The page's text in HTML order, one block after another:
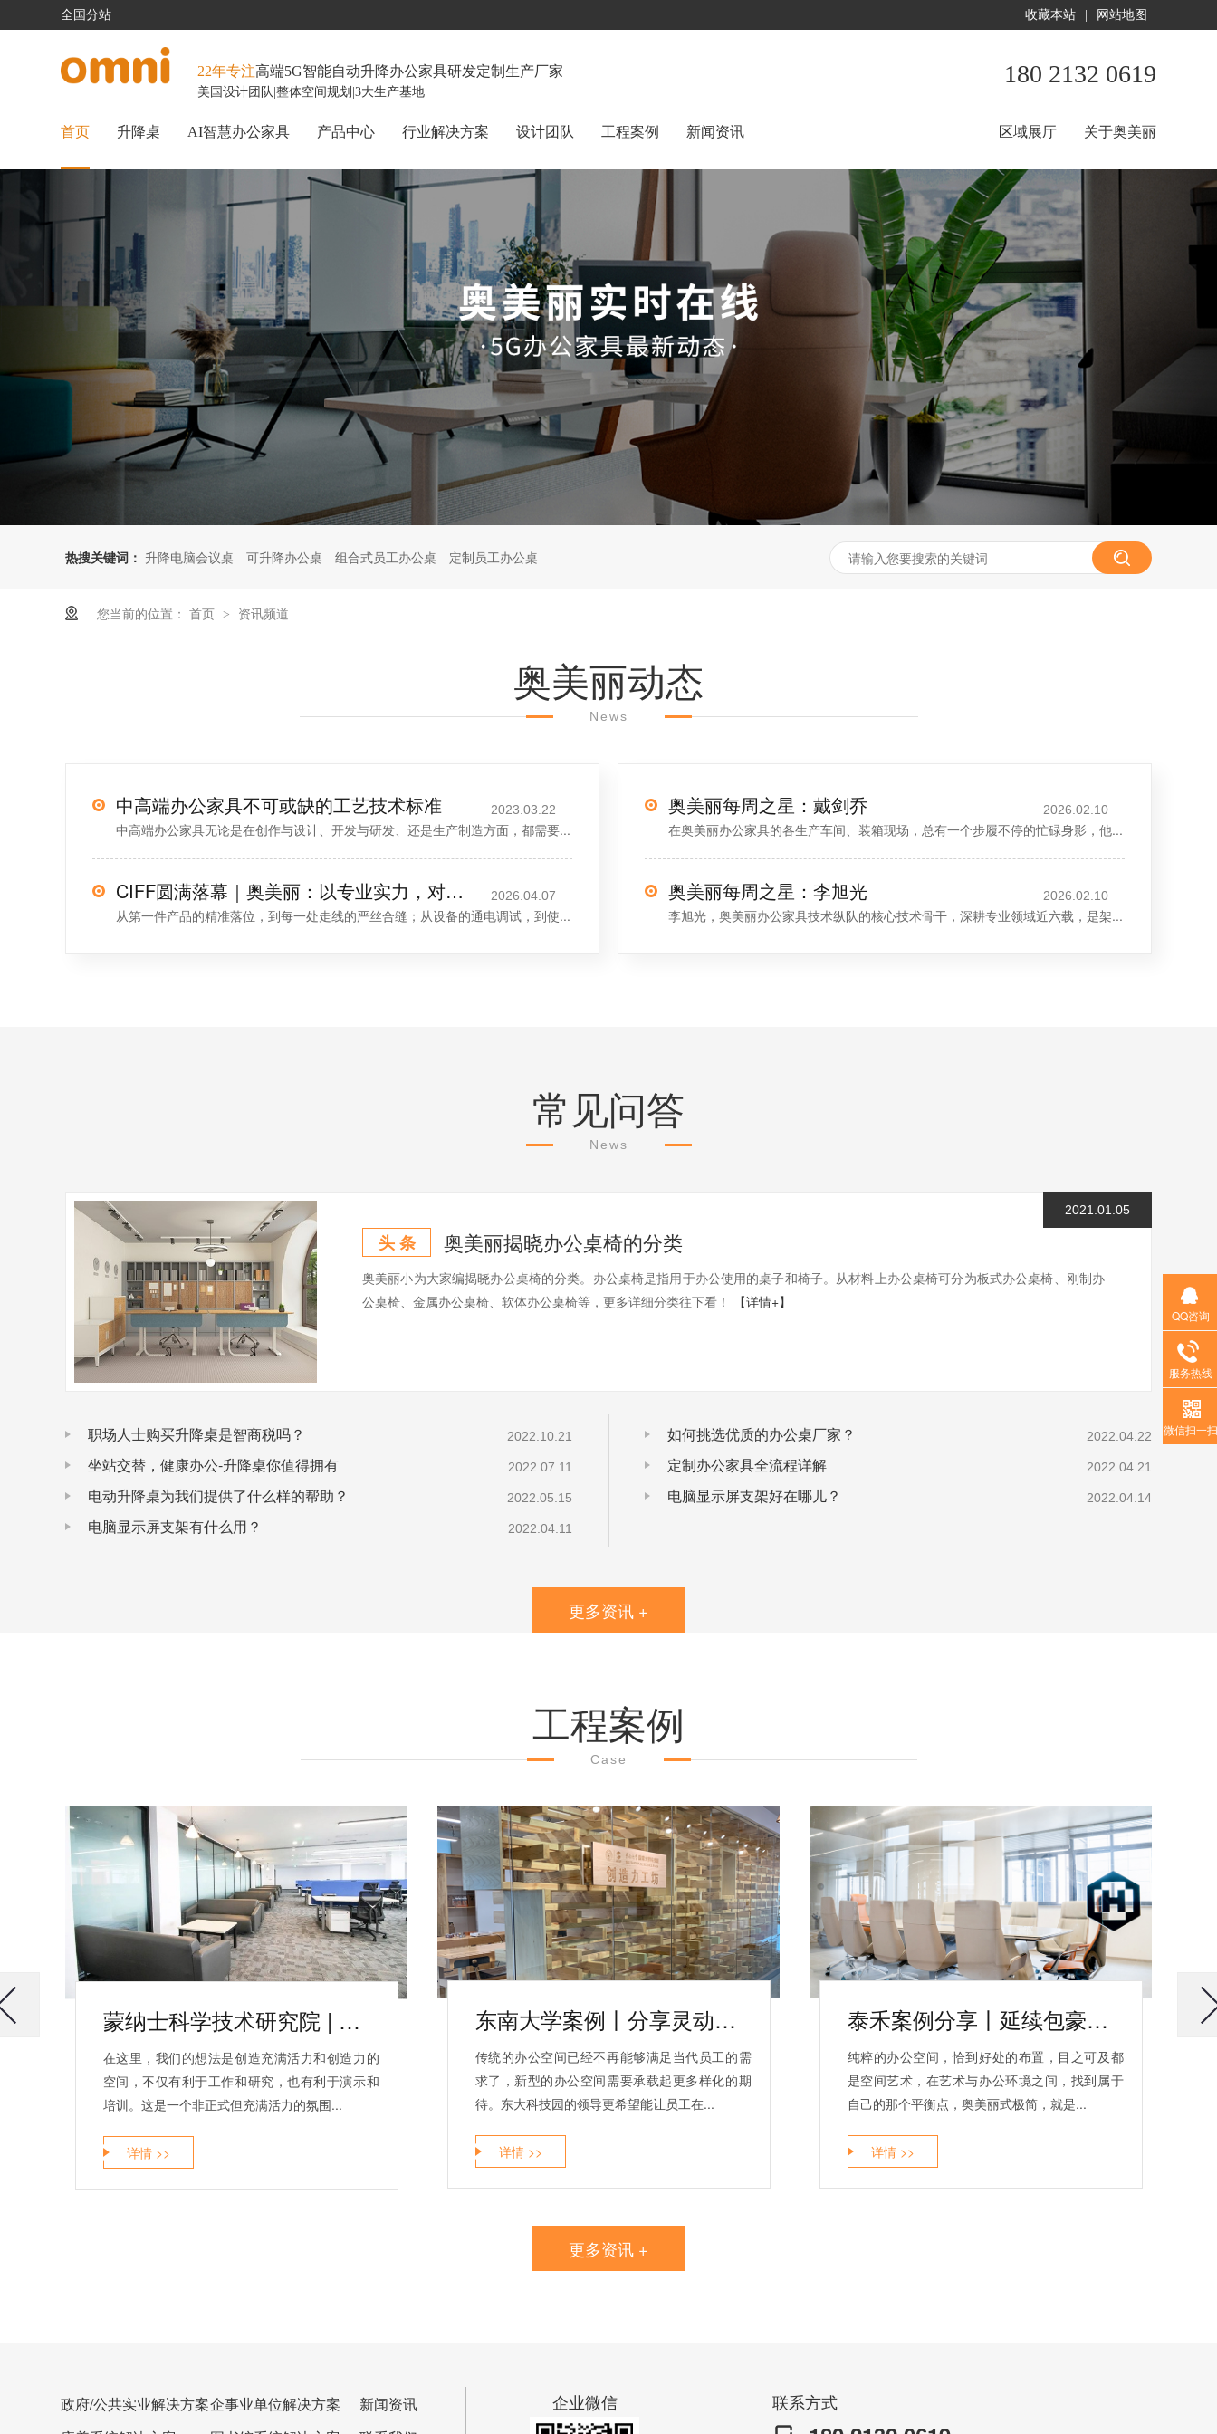
收藏本站 网站地图
全国分站
180 2132 0619
22年专注高端5G智能自动升降办公家具研发定制生产厂家
美国设计团队 |整体空间规划 |3大生产基地
首页 升降桌 AI智慧办公家具 产品中心 行业解决方案 设计团队 工程案例 新闻资讯 关于奥美丽
区域展厅
热搜关键词： 升降电脑会议桌 可升降办公桌 组合式员工办公桌 定制员工办公桌
您当前的位置： 首页 > 资讯频道
奥美丽动态
News
中高端办公家具不可或缺的工艺技术标准 2023.03.22
中高端办公家具无论是在创作与设计、开发与研发、还是生产制造方面，都需要...
CIFF圆满落幕｜奥美丽：以专业实力，对话世界 2026.04.07
从第一件产品的精准落位，到每一处走线的严丝合缝；从设备的通电调试，到使...
奥美丽每周之星：戴剑乔 2026.02.10
在奥美丽办公家具的各生产车间、装箱现场，总有一个步履不停的忙碌身影，他...
奥美丽每周之星：李旭光 2026.02.10
李旭光，奥美丽办公家具技术纵队的核心技术骨干，深耕专业领域近六载，是架...
常见问答
News
2021.01.05
头 条 奥美丽揭晓办公桌椅的分类
奥美丽小为大家编揭晓办公桌椅的分类。办公桌椅是指用于办公使用的桌子和椅子。从材料上办公桌椅可分为板式办公桌椅、刚制办
公桌椅、金属办公桌椅、软体办公桌椅等，更多详细分类往下看！
【详情+】
职场人士购买升降桌是智商税吗？ 2022.10.21
坐站交替，健康办公-升降桌你值得拥有 2022.07.11
电动升降桌为我们提供了什么样的帮助？ 2022.05.15
如何挑选优质的办公桌厂家？ 2022.04.22
定制办公家具全流程详解 2022.04.21
电脑显示屏支架好在哪儿？ 2022.04.14
电脑显示屏支架有什么用？ 2022.04.11
更多资讯 +
工程案例
Case
蒙纳士科学技术研究院 | 舒适的空间中激发灵感
在这里，我们的想法是创造充满活力和创造力的
空间，不仅有利于工作和研究，也有利于演示和
培训。这是一个非正式但充满活力的氛围...
详情 >>
东南大学案例丨分享灵动蓬勃的办公空间
传统的办公空间已经不再能够满足当代员工的需
求了，新型的办公空间需要承载起更多样化的期
待。东大科技园的领导更希望能让员工在...
详情 >>
泰禾案例分享丨延续包豪斯精神的极简办公空间
纯粹的办公空间，恰到好处的布置，目之可及都
是空间艺术，在艺术与办公环境之间，找到属于
自己的那个平衡点，奥美丽式极简，就是...
详情 >>
更多资讯 +
政府/公共实业解决方案企事业单位解决方案
新闻资讯
企业微信 联系方式
QQ咨询
服务热线
微信扫一扫